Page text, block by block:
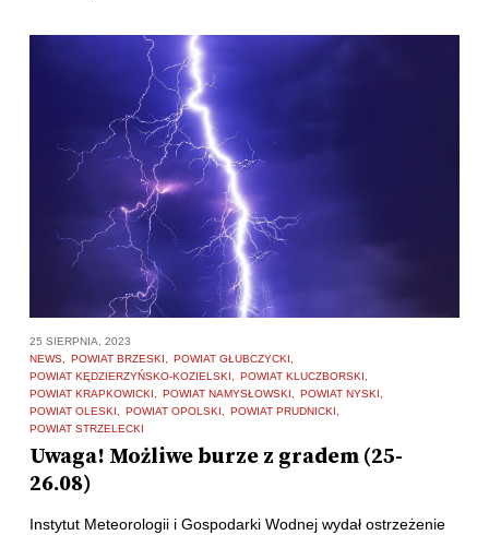
25 SIERPNIA, 2023
NEWS
POWIAT BRZESKI
POWIAT GŁUBCZYCKI
POWIAT KĘDZIERZYŃSKO-KOZIELSKI
POWIAT KLUCZBORSKI
POWIAT KRAPKOWICKI
POWIAT NAMYSŁOWSKI
POWIAT NYSKI
POWIAT OLESKI
POWIAT OPOLSKI
POWIAT PRUDNICKI
POWIAT STRZELECKI
Uwaga! Możliwe burze z gradem (25-
26.08)
Instytut Meteorologii i Gospodarki Wodnej wydał ostrzeżenie